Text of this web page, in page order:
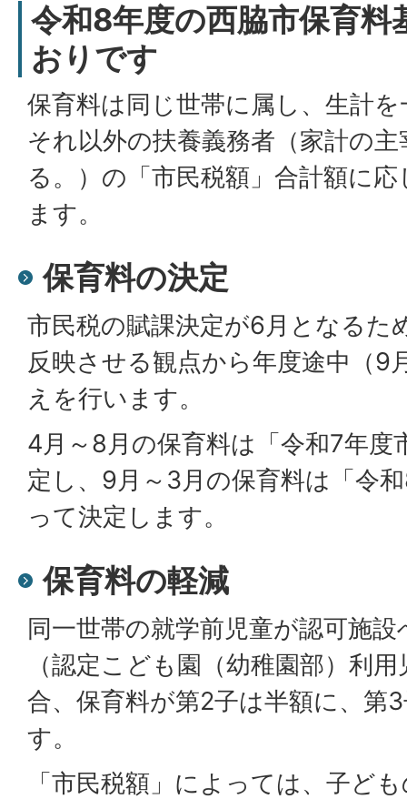
令和8年度の西脇市保育料
おりです
保育料は同じ世帯に属し、生計
それ以外の扶養義務者（家計の
る。）の「市民税額」合計額に
ます。
保育料の決定
市民税の賦課決定が6月となるた
反映させる観点から年度途中（9
えを行います。
4月～8月の保育料は「令和7年度
定し、9月～3月の保育料は「令
って決定します。
保育料の軽減
同一世帯の就学前児童が認可施
（認定こども園（幼稚園部）利
合、保育料が第2子は半額に、第
す。
「市民税額」によっては、子ど